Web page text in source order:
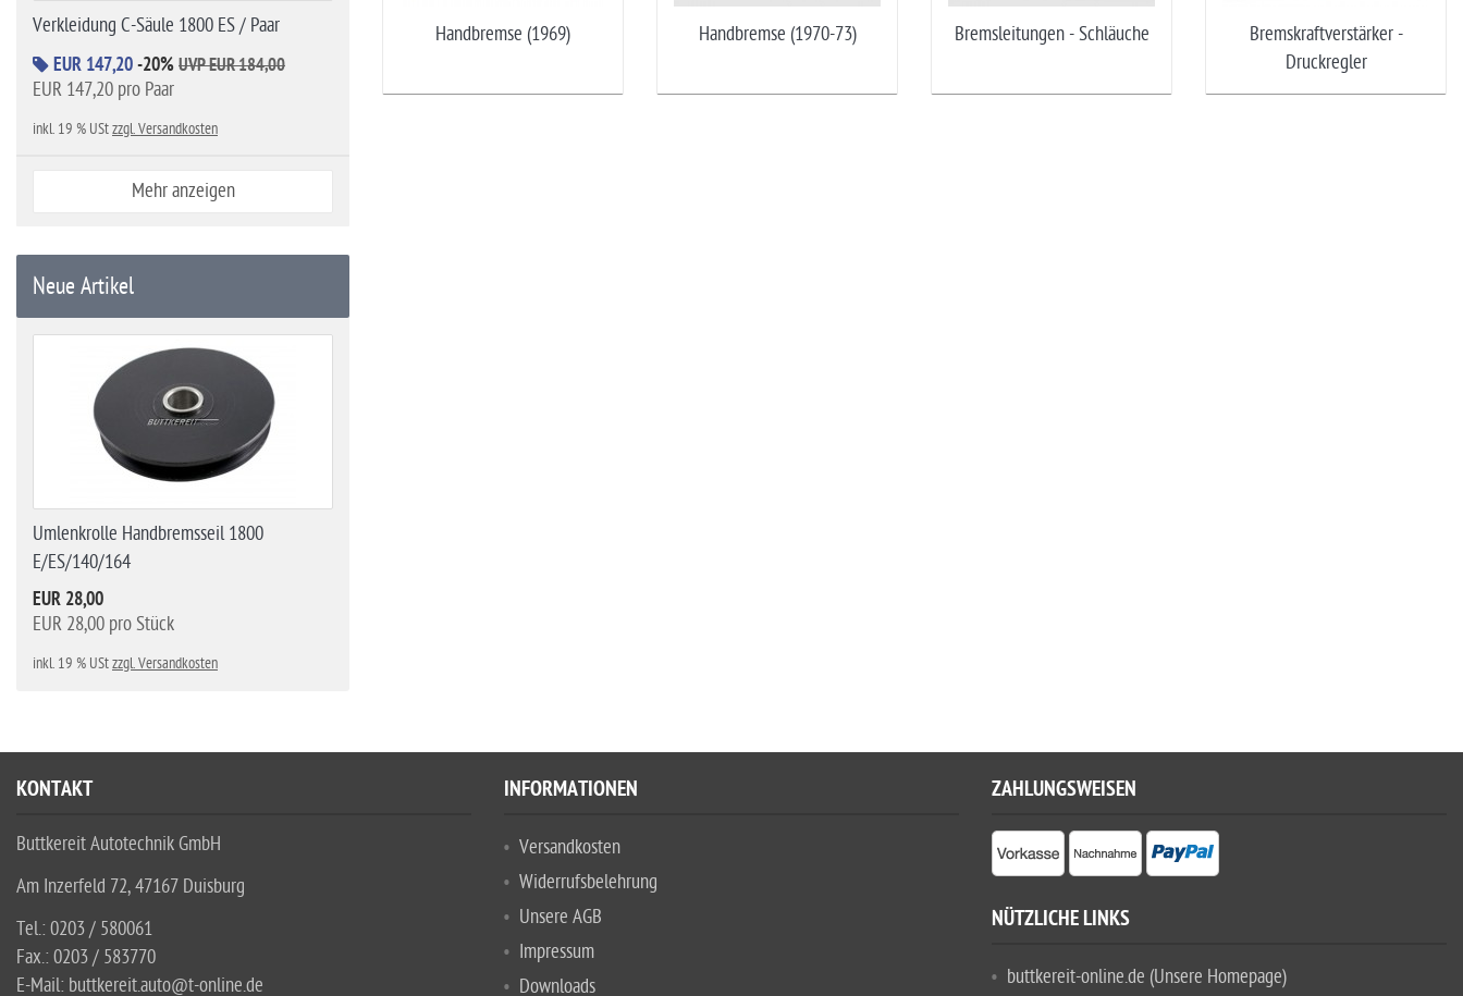
Handbremse (1969) Handbremse (1970-73) Bremsleitungen - Schläuche
Bremskraftverstärker -
Druckregler
Verkleidung C-Säule 1800 ES / Paar
EUR 147,20-20% UVP EUR 184,00
EUR 147,20 pro Paar
inkl. 19 % UStzzgl. Versandkosten
Mehr anzeigen
Neue Artikel
Umlenkrolle Handbremsseil 1800
E/ES/140/164
EUR 28,00
EUR 28,00 pro Stück
inkl. 19 % UStzzgl. Versandkosten
KONTAKT
Buttkereit Autotechnik GmbH
Am Inzerfeld 72, 47167 Duisburg
Tel.: 0203 / 580061
Fax.: 0203 / 583770
E-Mail: buttkereit.auto@t-online.de
INFORMATIONEN
Versandkosten
Widerrufsbelehrung
Unsere AGB
Impressum
Downloads
ZAHLUNGSWEISEN
NÜTZLICHE LINKS
buttkereit-online.de (Unsere Homepage)